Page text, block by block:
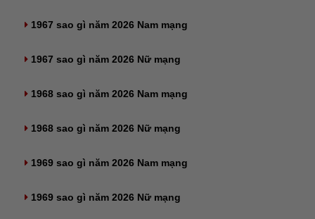
1967 sao gì năm 2026 Nam mạng
1967 sao gì năm 2026 Nữ mạng
1968 sao gì năm 2026 Nam mạng
1968 sao gì năm 2026 Nữ mạng
1969 sao gì năm 2026 Nam mạng
1969 sao gì năm 2026 Nữ mạng